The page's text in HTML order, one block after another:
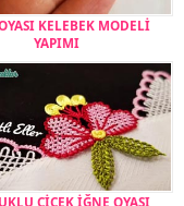
KELEBEK MODELİ
YAPIMI
ÇİÇEK İĞNE OYASI